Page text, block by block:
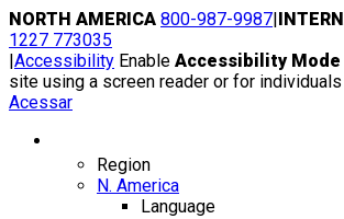
Skip
to
content
NORTH AMERICA 800-987-9987|
1227 773035
|Accessibility Enable Accessibility Mode
site using a screen reader or for
Acessar
Region
N. America
Language